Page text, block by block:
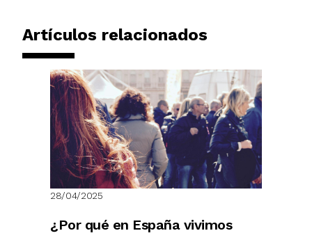
Artículos relacionados
28/04/2025
¿Por qué en España vivimos